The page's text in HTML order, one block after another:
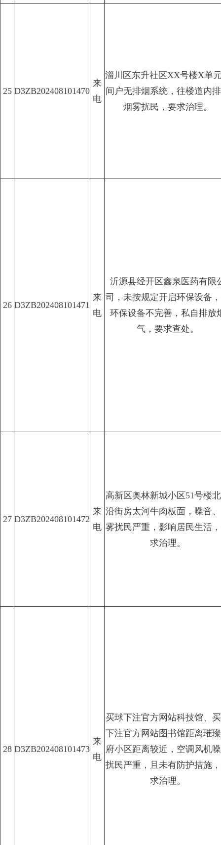
25 D3ZB202408101470
来
电
淄川区东升社区XX号楼X单
间户无排烟系统，往楼道内
烟雾扰民，要求治理。
26 D3ZB202408101471
来
电
沂源县经开区鑫泉医药有限
司，未按规定开启环保设备
环保设备不完善，私自排放
气，要求查处。
27 D3ZB202408101472
来
电
高新区奥林新城小区51号楼
沿街房太河牛肉板面，噪音
雾扰民严重，影响居民生活
求治理。
28 D3ZB202408101473
来
电
买球下注官方网站科技馆、
下注官方网站图书馆距离璀
府小区距离较近，空调风机
扰民严重，且未有防护措施
求治理。